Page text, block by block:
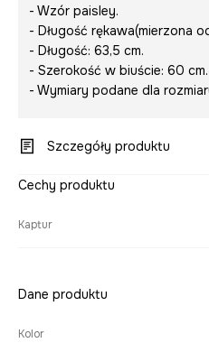
- Wzór paisley.
- Długość rękawa(mierzona
- Długość: 63,5 cm.
- Szerokość w biuście: 60 cm.
- Wymiary podane dla
Szczegóły produktu
Cechy produktu
Kaptur
Dane produktu
Kolor